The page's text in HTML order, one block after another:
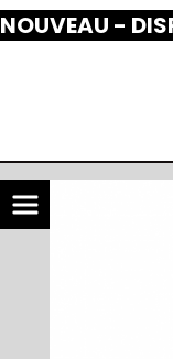
NOUVEAU -
Panneau de gestion des